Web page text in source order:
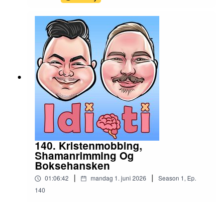
140. Kristenmobbing,
Shamanrimming Og
Boksehansken
01:06:42 | mandag 1. juni 2026 | Season 1, Ep.
140